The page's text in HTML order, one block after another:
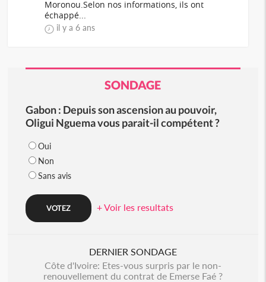
Moronou.Selon nos informations, ils ont
échappé...
il y a 6 ans
SONDAGE
Gabon : Depuis son ascension au pouvoir,
Oligui Nguema vous parait-il compétent ?
Oui
Non
Sans avis
+ Voir les resultats
DERNIER SONDAGE
Côte d'Ivoire: Etes-vous surpris par le non-
renouvellement du contrat de Emerse Faé ?